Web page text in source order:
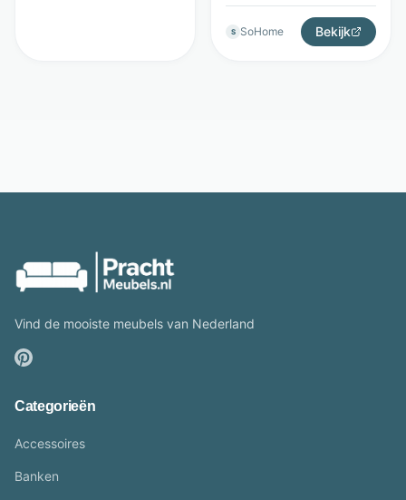
S SoHome Bekijk
Vind de mooiste meubels van Nederland
Categorieën
Accessoires
Banken